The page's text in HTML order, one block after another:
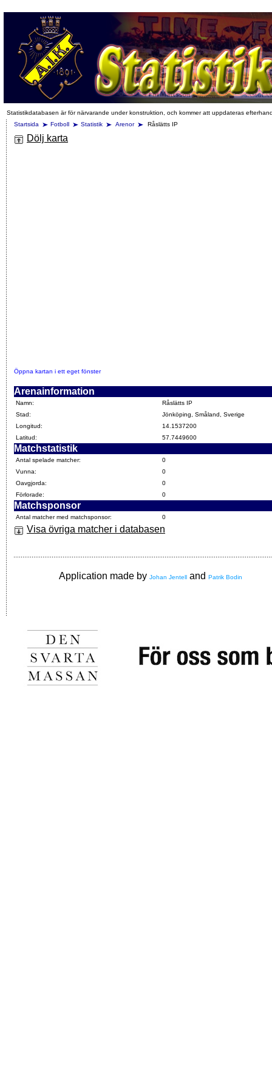
Statistikdatabasen är för närvarande under konstruktion, och kommer att uppdateras
Startsida
Fotboll Statistik Arenor Råslätts IP
Dölj karta
Öppna kartan i ett eget fönster
Arenainformation
Namn:
Råslätts IP
Stad:
Jönköping, Småland, Sverige
Longitud:
14.1537200
Latitud:
57.7449600
Matchstatistik
Antal spelade matcher:
0
Vunna:
0
Oavgjorda:
0
Förlorade:
0
Matchsponsor
Antal matcher med matchsponsor: 0
Visa övriga matcher i databasen
Application made by Johan Jentell and Patrik Bodin